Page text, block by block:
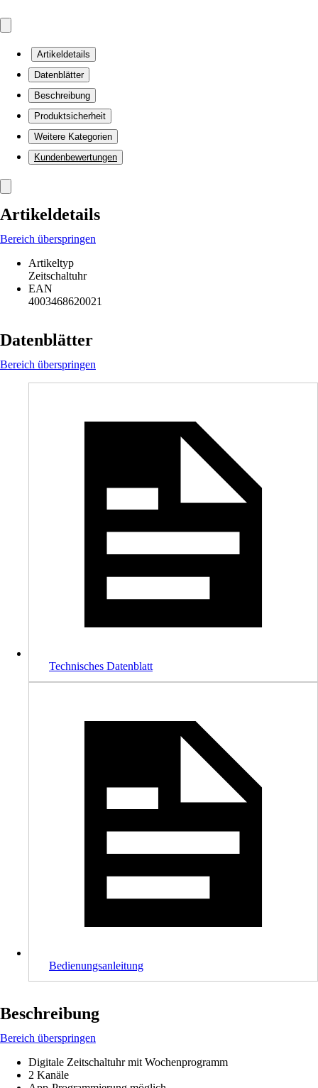
Artikeldetails
Datenblätter
Beschreibung
Produktsicherheit
Weitere Kategorien
Kundenbewertungen
Artikeldetails
Bereich überspringen
Artikeltyp
Zeitschaltuhr
EAN
4003468620021
Datenblätter
Bereich überspringen
Technisches Datenblatt
Bedienungsanleitung
Beschreibung
Bereich überspringen
Digitale Zeitschaltuhr mit Wochenprogramm
2 Kanäle